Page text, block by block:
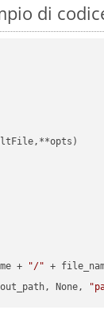
di
+ "/" +
None,